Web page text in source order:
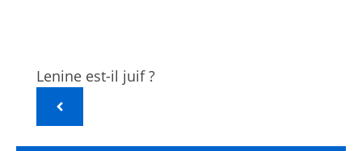
Lenine est-il juif ?